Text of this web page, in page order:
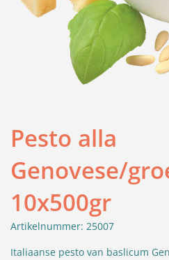
Pesto alla
Genovese/
10x500gr
Artikelnummer: 25007
Italiaanse pesto van baslicum